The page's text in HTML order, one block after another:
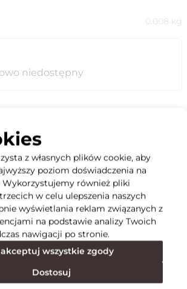
0.008 kg
niedostępny
z własnych plików cookie, aby
poziom doświadczenia na
Wykorzystujemy również pliki
w celu ulepszenia naszych
wyświetlania reklam związanych z
na podstawie analizy Twoich
nawigacji po stronie.
wszystkie zgody
Dostosuj